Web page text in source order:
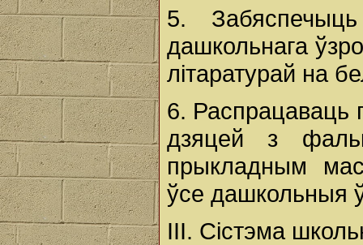
5.
дашкольнага
літаратурай на
6. Распрацаваць
дзяцей з
прыкладным
ўсе дашкольныя
III. Сістэма